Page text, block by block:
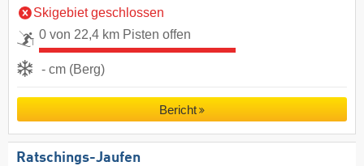
Skigebiet geschlossen
0 von 22,4 km Pisten offen
- cm (Berg)
Bericht
Ratschings-Jaufen